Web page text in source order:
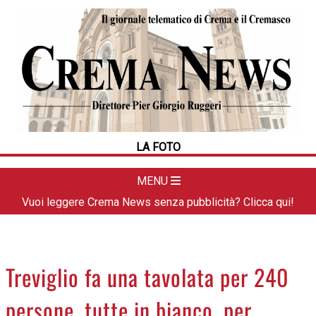
LA FOTO
MENU
HOME
CRONACA
POLITICA
LA FOTO
DAL TERRITORIO
APPUNTAMENTI
LA PIAZZA
ANIMALI
Vuoi leggere Crema News senza pubblicità? Clicca qui!
Treviglio fa una tavolata per 240